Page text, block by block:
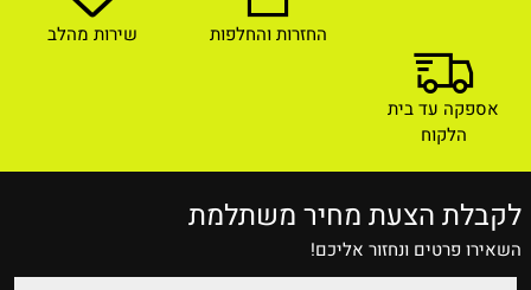
החזרות והחלפות שירות מהלב
אספקה עד בית
הלקוח
לקבלת הצעת מחיר משתלמת
השאירו פרטים ונחזור אליכם!